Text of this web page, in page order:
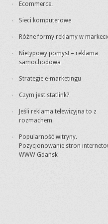
Ecommerce.
Sieci komputerowe
Różne formy reklamy w
Nietypowy pomysł – reklama
samochodowa
Strategie e-marketingu
Czym jest statlink?
Jeśli reklama telewizyjna to z
rozmachem
Popularność witryny.
Pozycjonowanie stron
WWW Gdańsk